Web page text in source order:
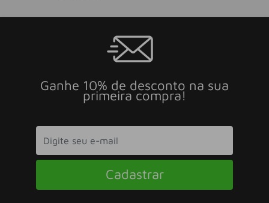
Ganhe 10% de desconto na sua
primeira compra!
Cadastrar